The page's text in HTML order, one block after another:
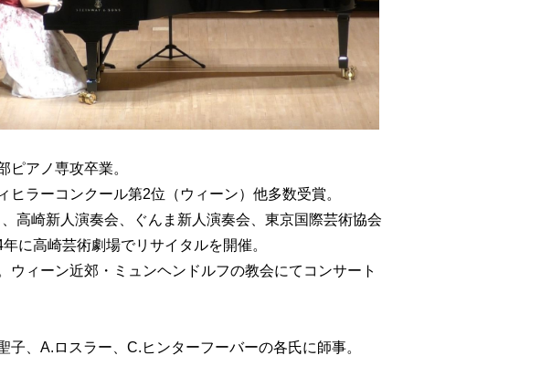
アノ専攻卒業。
ラーコンクール第2位（ウィーン）他多数受賞。
高崎新人演奏会、ぐんま新人演奏会、東京国際芸術協会
に高崎芸術劇場でリサイタルを開催。
ィーン近郊・ミュンヘンドルフの教会にてコンサート
、A.ロスラー、C.ヒンターフーバーの各氏に師事。